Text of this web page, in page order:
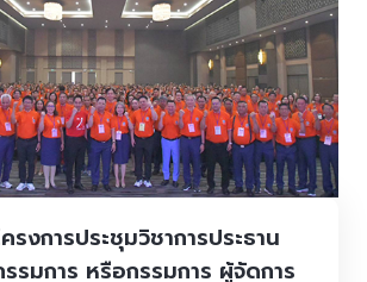
รงการประชุมวิชาการประธาน
รมการ หรือกรรมการ ผู้จัดการ